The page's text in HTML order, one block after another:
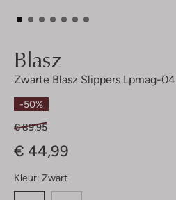
Blasz
Zwarte Blasz Slippers Lpmag-04
-50%
€ 89,95
€ 44,99
Kleur: Zwart